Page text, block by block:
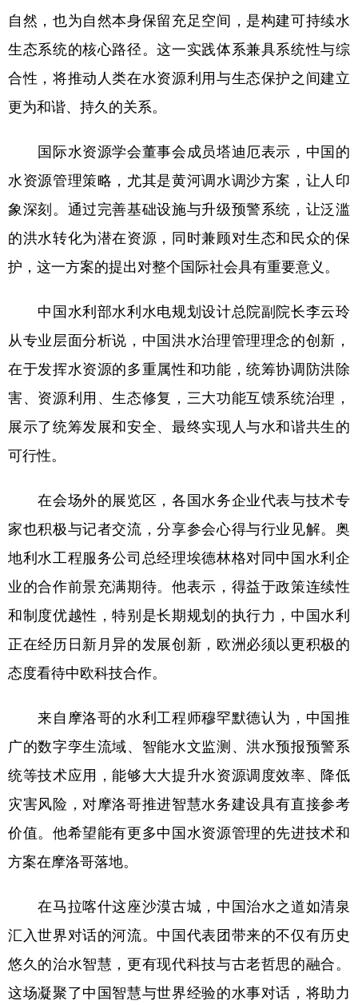
自然，也为自然本身保留充足空间，是构建可持续水
生态系统的核心路径。这一实践体系兼具系统性与综
合性，将推动人类在水资源利用与生态保护之间建立
更为和谐、持久的关系。
国际水资源学会董事会成员塔迪厄表示，中国的
水资源管理策略，尤其是黄河调水调沙方案，让人印
象深刻。通过完善基础设施与升级预警系统，让泛滥
的洪水转化为潜在资源，同时兼顾对生态和民众的保
护，这一方案的提出对整个国际社会具有重要意义。
中国水利部水利水电规划设计总院副院长李云玲
从专业层面分析说，中国洪水治理管理理念的创新，
在于发挥水资源的多重属性和功能，统筹协调防洪除
害、资源利用、生态修复，三大功能互馈系统治理，
展示了统筹发展和安全、最终实现人与水和谐共生的
可行性。
在会场外的展览区，各国水务企业代表与技术专
家也积极与记者交流，分享参会心得与行业见解。奥
地利水工程服务公司总经理埃德林格对同中国水利企
业的合作前景充满期待。他表示，得益于政策连续性
和制度优越性，特别是长期规划的执行力，中国水利
正在经历日新月异的发展创新，欧洲必须以更积极的
态度看待中欧科技合作。
来自摩洛哥的水利工程师穆罕默德认为，中国推
广的数字孪生流域、智能水文监测、洪水预报预警系
统等技术应用，能够大大提升水资源调度效率、降低
灾害风险，对摩洛哥推进智慧水务建设具有直接参考
价值。他希望能有更多中国水资源管理的先进技术和
方案在摩洛哥落地。
在马拉喀什这座沙漠古城，中国治水之道如清泉
汇入世界对话的河流。中国代表团带来的不仅有历史
悠久的治水智慧，更有现代科技与古老哲思的融合。
这场凝聚了中国智慧与世界经验的水事对话，将助力